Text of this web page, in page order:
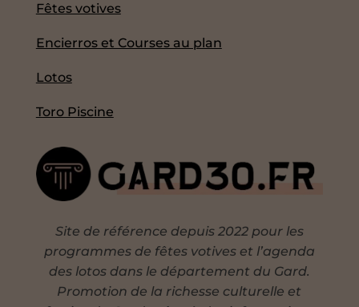
Fêtes votives
Encierros et Courses au plan
Lotos
Toro Piscine
Site de référence depuis 2022 pour les
programmes de fêtes votives et l’agenda
des lotos dans le département du Gard.
Promotion de la richesse culturelle et